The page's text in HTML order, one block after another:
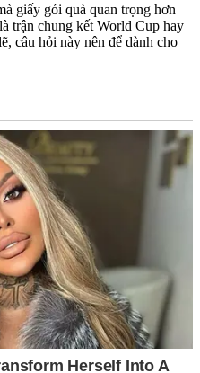
giấy gói quà quan trọng hơn
trận chung kết World Cup hay
câu hỏi này nên để dành cho